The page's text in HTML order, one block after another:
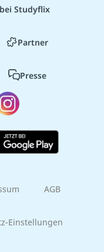
Studyflix
Partner
Presse
AGB
Einstellungen